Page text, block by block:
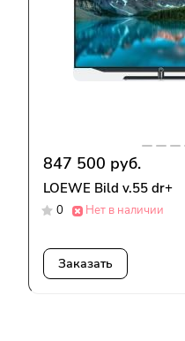
847 500 руб.
LOEWE Bild v.55 dr+
0 Нет в наличии
Заказать